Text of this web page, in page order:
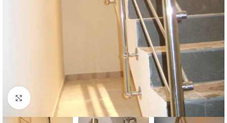
Click to enlarge